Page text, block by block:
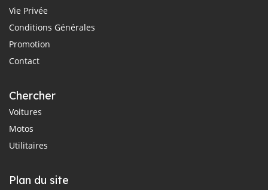
Vie Privée
Conditions Générales
Promotion
Contact
Chercher
Voitures
Motos
Utilitaires
Plan du site